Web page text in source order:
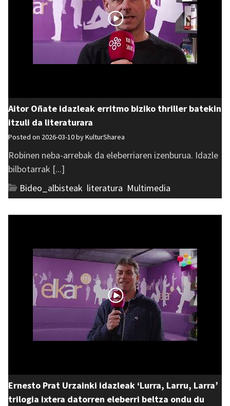
Aitor Oñate idazleak erritmo biziko thriller batekin
itzuli da literaturara
Posted on 2026-03-10 byKulturSharea
Robinen neba-arrebak da eleberriaren izenburua. Idazle
bilbotarrak [...]
Bideo_albisteak literatura Multimedia
Ernesto Prat Urzainki idazleak ‘Lurra, Larru, Larra’
trilogia ixtera datorren eleberri beltza ondu du